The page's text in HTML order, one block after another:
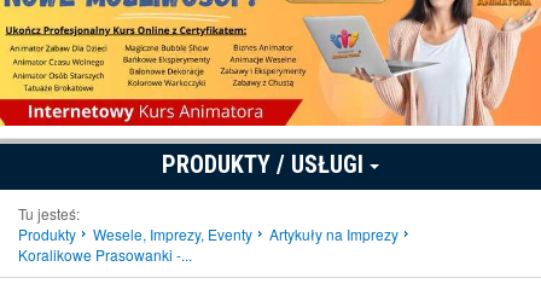
PRODUKTY / USŁUGI
Tu jesteś:
Produkty
Wesele, Imprezy, Eventy
Artykuły na Imprezy
Koralikowe Prasowanki -...